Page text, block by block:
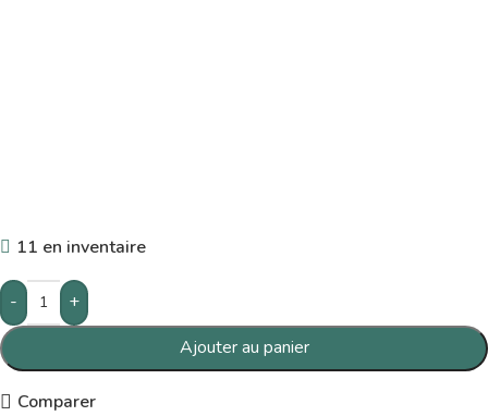
11 en inventaire
-
+
Ajouter au panier
Comparer